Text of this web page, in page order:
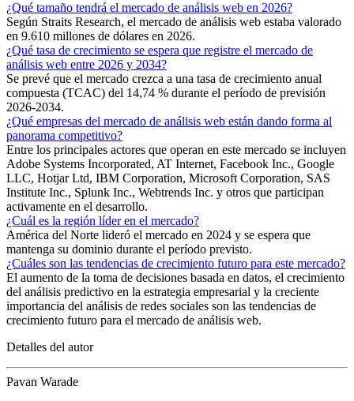
¿Qué tamaño tendrá el mercado de análisis web en 2026?
Según Straits Research, el mercado de análisis web estaba valorado
en 9.610 millones de dólares en 2026.
¿Qué tasa de crecimiento se espera que registre el mercado de
análisis web entre 2026 y 2034?
Se prevé que el mercado crezca a una tasa de crecimiento anual
compuesta (TCAC) del 14,74 % durante el período de previsión
2026-2034.
¿Qué empresas del mercado de análisis web están dando forma al
panorama competitivo?
Entre los principales actores que operan en este mercado se incluyen
Adobe Systems Incorporated, AT Internet, Facebook Inc., Google
LLC, Hotjar Ltd, IBM Corporation, Microsoft Corporation, SAS
Institute Inc., Splunk Inc., Webtrends Inc. y otros que participan
activamente en el desarrollo.
¿Cuál es la región líder en el mercado?
América del Norte lideró el mercado en 2024 y se espera que
mantenga su dominio durante el período previsto.
¿Cuáles son las tendencias de crecimiento futuro para este mercado?
El aumento de la toma de decisiones basada en datos, el crecimiento
del análisis predictivo en la estrategia empresarial y la creciente
importancia del análisis de redes sociales son las tendencias de
crecimiento futuro para el mercado de análisis web.
Detalles del autor
Pavan Warade